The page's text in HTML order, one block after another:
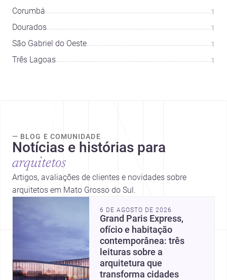
Corumbá 1
Dourados 1
São Gabriel do Oeste 1
Três Lagoas 1
— BLOG E COMUNIDADE
Notícias e histórias para
arquitetos
Artigos, avaliações de clientes e novidades sobre
arquitetos em Mato Grosso do Sul.
6 DE AGOSTO DE 2026
Grand Paris Express,
ofício e habitação
contemporânea: três
leituras sobre a
arquitetura que
transforma cidades